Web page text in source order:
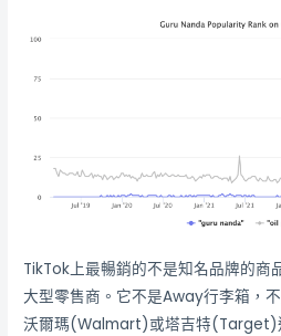
TikTok上最暢銷的不是知名品牌的商
大型零售商。它不是Away行李箱，
沃爾瑪(Walmart)或塔吉特(Target)